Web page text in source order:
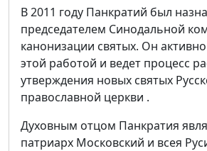
В 2011 году Панкратий был
председателем Синодальной
канонизации святых. Он
этой работой и ведет процесс
утверждения новых святых
православной церкви .
Духовным отцом Панкратия
патриарх Московский и всея